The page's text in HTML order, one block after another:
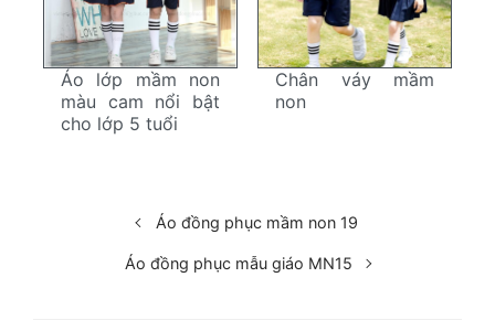
Áo lớp mầm non
màu cam nổi bật
cho lớp 5 tuổi
Chân váy mầm
non
Áo đồng phục mầm non 19
Áo đồng phục mẫu giáo MN15